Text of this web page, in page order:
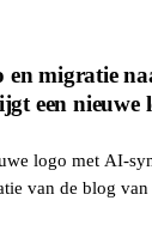
en migratie
een nieuwe
logo met AI-
van de blog